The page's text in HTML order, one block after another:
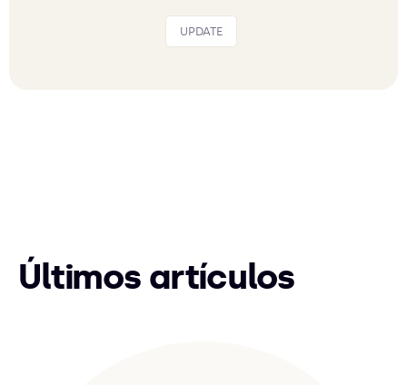
UPDATE
Últimos artículos